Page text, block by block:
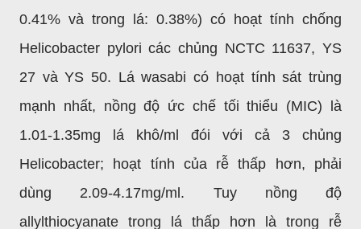
0.41% và trong lá: 0.38%) có hoạt tính chống
Helicobacter pylori các chủng NCTC 11637, YS
27 và YS 50. Lá wasabi có hoạt tính sát trùng
mạnh nhất, nồng độ ức chế tối thiểu (MIC) là
1.01-1.35mg lá khô/ml đói với cả 3 chủng
Helicobacter; hoạt tính của rễ thấp hơn, phải
dùng 2.09-4.17mg/ml. Tuy nồng độ
allylthiocyanate trong lá thấp hơn là trong rễ